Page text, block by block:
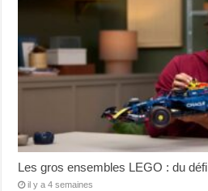
Les gros ensembles LEGO : du
il y a 4 semaines